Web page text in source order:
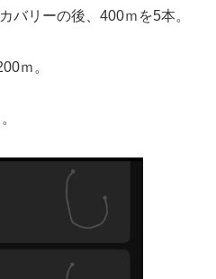
バリーの後、400ｍを5本。
ｍ。